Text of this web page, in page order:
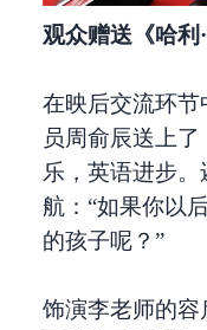
观众赠送《哈利·
在映后交流环
员周俞辰送上
乐，英语进步
航：“如果你以
的孩子呢？”
饰演李老师的容